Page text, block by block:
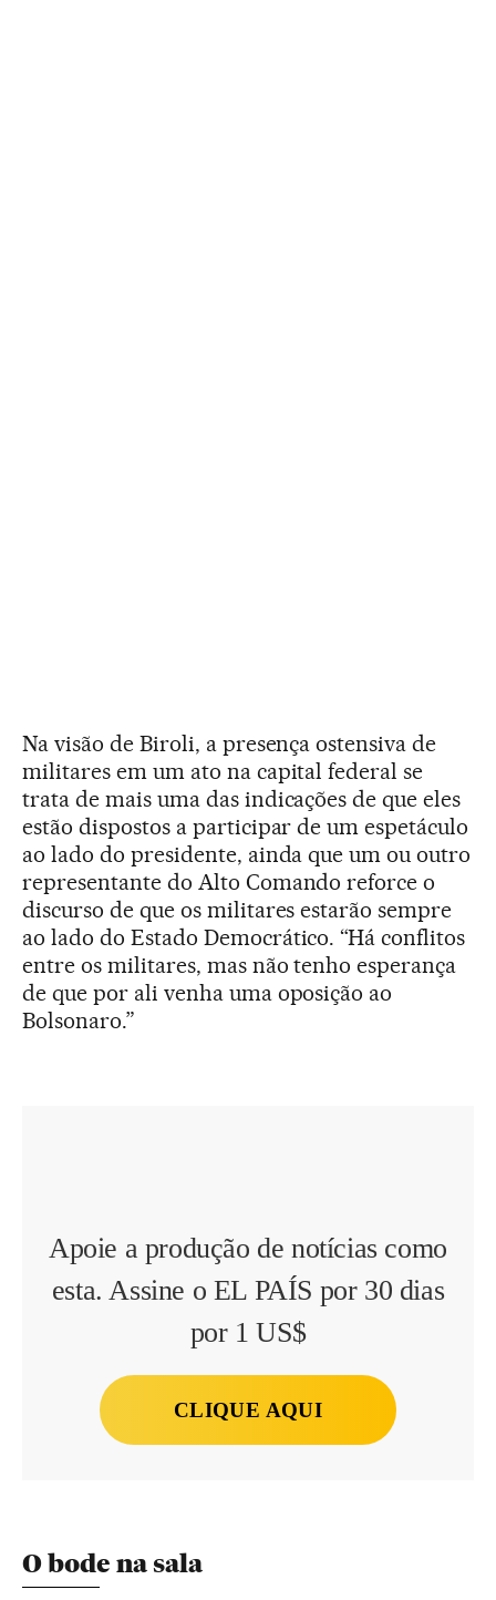
Na visão de Biroli, a presença ostensiva de
militares em um ato na capital federal se
trata de mais uma das indicações de que eles
estão dispostos a participar de um espetáculo
ao lado do presidente, ainda que um ou outro
representante do Alto Comando reforce o
discurso de que os militares estarão sempre
ao lado do Estado Democrático. “Há conflitos
entre os militares, mas não tenho esperança
de que por ali venha uma oposição ao
Bolsonaro.”
Apoie a produção de notícias como
esta. Assine o EL PAÍS por 30 dias
por 1 US$
CLIQUE AQUI
O bode na sala